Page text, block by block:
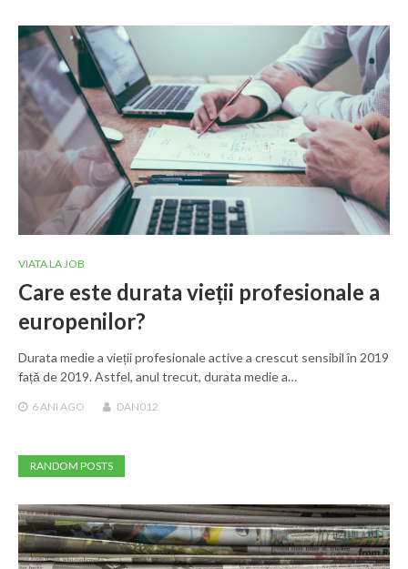
VIATA LA JOB
Care este durata vieții profesionale a
europenilor?
Durata medie a vieții profesionale active a crescut sensibil în 2019
față de 2019. Astfel, anul trecut, durata medie a…
6 ANI AGO DAN012
RANDOM POSTS